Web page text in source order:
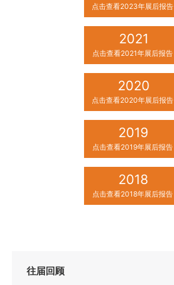
点击查看2023年展后报告
2021
点击查看2021年展后报告
2020
点击查看2020年展后报告
2019
点击查看2019年展后报告
2018
点击查看2018年展后报告
往届回顾